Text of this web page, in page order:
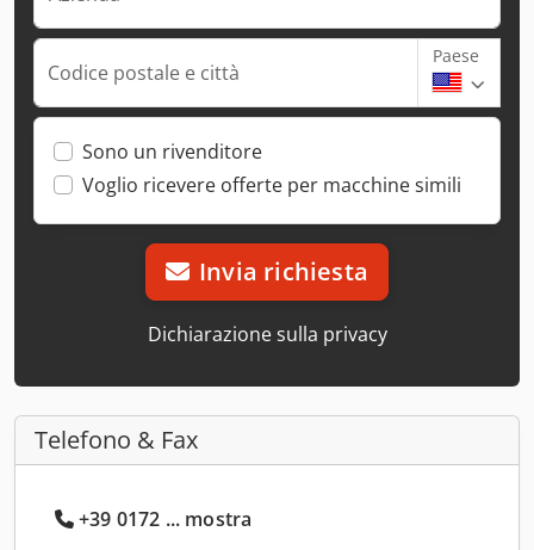
Codice postale e città
Paese
Sono un rivenditore
Voglio ricevere offerte per macchine simili
Invia richiesta
Dichiarazione sulla privacy
Telefono & Fax
+39 0172 ... mostra